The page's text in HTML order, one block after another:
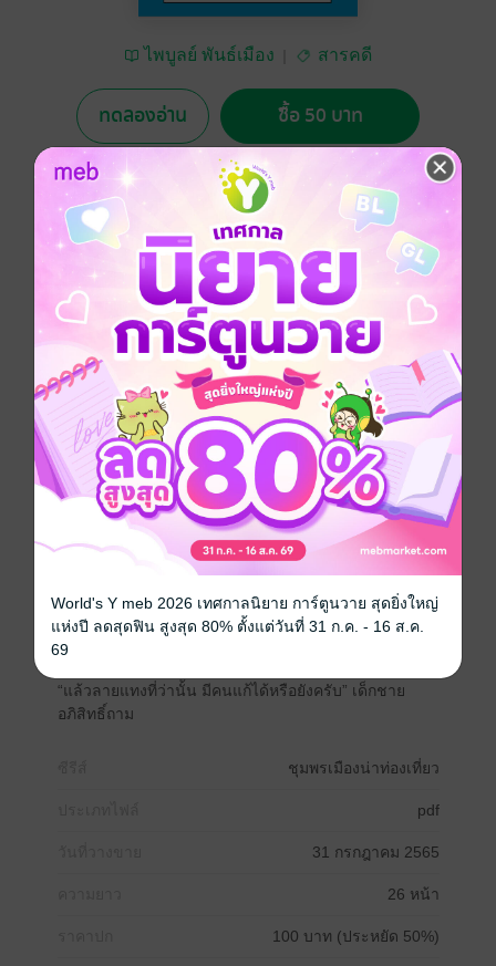
ไพบูลย์ พันธ์เมือง สารคดี
ทดลองอ่าน ซื้อ 50 บาท
No Rating
อยากได้ ซื้อเป็นของขวัญ ติดตาม แชร์
‘ไอ้เต ไอ้เต เอาลูกใส่เปล เอาตีนคาใน น้ำมันสองขวด ค่อย
นวด ค่อยไป ผู้ใดคิดได้ อยู่ใต้อ้ายเต’
“หมายความว่าอย่างไร ไม่เห็นรู้เรื่องเลย เด็กชายอภิสิทธิ์พี่
ใหญ่ของน้อง ๆ ถามปู่
“ปู่เองก็ไม่รู้ แต่เขาท่องกันมาอย่างนั้น ตั้งแต่ปู่ยังเด็ก ๆ เขา
ว่ากันว่ามันเป็นคำปริศนาหรือลายแทง”
“ลายแทงคืออะไรครับ” เด็ก ๆ ทั้ง 4 คนสงสัยกันหมด ถาม
ขึ้นพร้อมกัน
“ลายแทงคือรหัสบอกขุมทรัพย์ ว่าคนโบราณเขาฝังทรัพย์
สมบัติมีค่าไว้ตรงไหน แต่เขาไม่อยากที่จะให้ของสิ่งนั้น
สูญหายไปเปล่า ๆ และอยากจะให้ของนั้น ไปได้แก่คนที่มี
บุญวาสนา คือเขาเชื่อว่า คนที่มีบุญวาสนาเท่านั้น ที่จะแก้
ปริศนา จากลายแทงได้ ส่วนคนที่ไม่มีบุญวาสนา จะไม่มี
“แล้วลายแทงที่ว่านั้น มีคนแก้ได้หรือยังครับ” เด็กชาย
อภิสิทธิ์ถาม
ชุมพรเมืองน่าท่องเที่ยว
pdf
31 กรกฎาคม 2565
26 หน้า
100 บาท (ประหยัด 50%)
World's Y meb 2026 เทศกาลนิยาย การ์ตูนวาย สุดยิ่งใหญ่
แห่งปี ลดสุดฟิน สูงสุด 80% ตั้งแต่วันที่ 31 ก.ค. - 16 ส.ค.
69